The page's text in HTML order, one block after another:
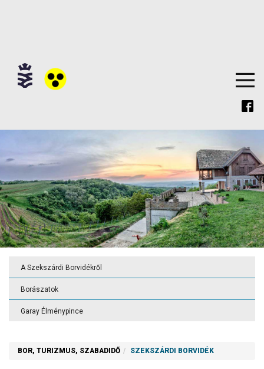
A Szekszárdi Borvidékről
Borászatok
Garay Élménypince
BOR, TURIZMUS, SZABADIDŐ SZEKSZÁRDI BORVIDÉK